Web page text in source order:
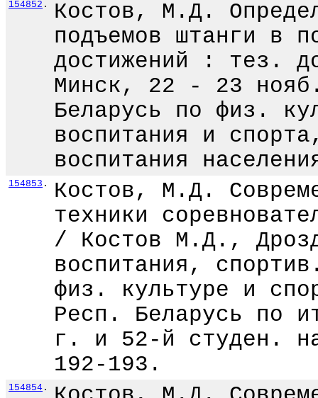
154852 .
Костов, М.Д.
подъемов штанги в
достижений : тез.
Минск, 22 - 23
Беларусь по физ.
воспитания и
воспитания
154853 .
Костов, М.Д.
техники
/ Костов М.Д.,
воспитания,
физ. культуре и
Респ. Беларусь по
г. и 52-й студен.
192-193.
154854 .